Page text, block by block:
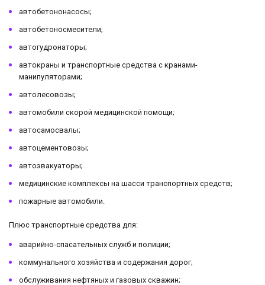
автобетононасосы;
автобетоносмесители;
автогудронаторы;
автокраны и транспортные средства с кранами-
манипуляторами;
автолесовозы;
автомобили скорой медицинской помощи;
автосамосвалы;
автоцементовозы;
автоэвакуаторы;
медицинские комплексы на шасси транспортных средств;
пожарные автомобили.
Плюс транспортные средства для:
аварийно-спасательных служб и полиции;
коммунального хозяйства и содержания дорог;
обслуживания нефтяных и газовых скважин;